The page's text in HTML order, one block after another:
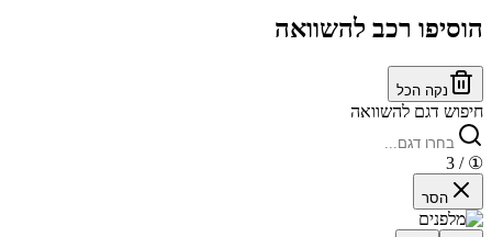
הוסיפו רכב להשוואה
נקה הכל
חיפוש דגם להשוואה
①
/ 3
הסר